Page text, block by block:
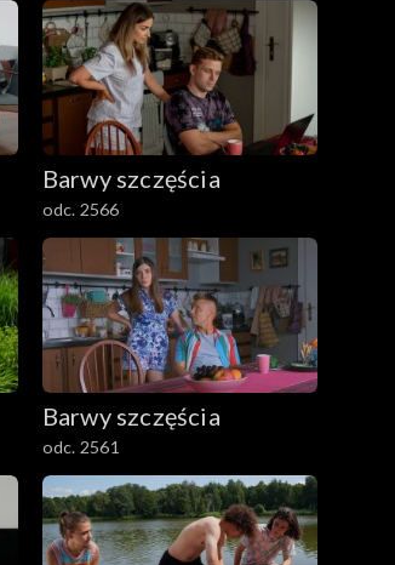
Barwy szczęścia
odc. 2566
Barwy szczęścia
odc. 2561